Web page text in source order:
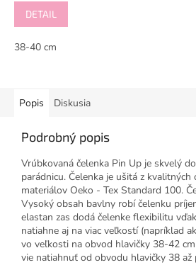
DETAIL
38-40 cm
Popis Diskusia
Podrobný popis
Vrúbkovaná čelenka Pin Up je skvelý
parádnicu. Čelenka je ušitá z kvalitných
materiálov Oeko - Tex Standard 100.
Vysoký obsah bavlny robí čelenku
elastan zas dodá čelenke flexibilitu
natiahne aj na viac veľkostí (napríklad
vo veľkosti na obvod hlavičky 38-42
vie natiahnuť od obvodu hlavičky 38 až